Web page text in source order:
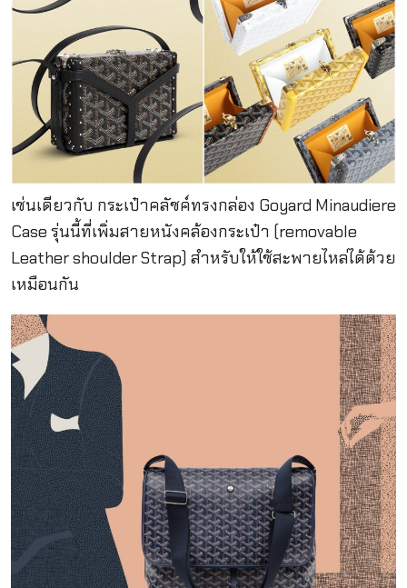
เช่นเดียวกับ กระเป๋าคลัชค์ทรงกล่อง Goyard Minaudiere
Case รุ่นนี้ที่เพิ่มสายหนังคล้องกระเป๋า (removable
Leather shoulder Strap) สำหรับให้ใช้สะพายไหล่ได้ด้วย
เหมือนกัน